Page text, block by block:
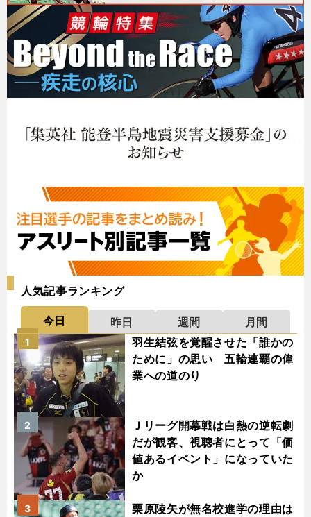
人気記事ランキング
今日 昨日 週間
月間
羽生結弦を覚醒させた「誰かの
ために」の思い 五輪連覇の偉
業への道のり
1
Ｊリーグ開幕戦は白熱の逆転劇
だが観客、視聴者にとって「価
値あるイベント」になっていた
か
2
栗原陵矢が無名校進学の理由は
3